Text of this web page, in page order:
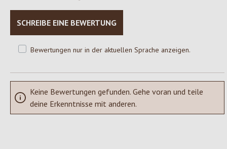
SCHREIBE EINE BEWERTUNG
Bewertungen nur in der aktuellen Sprache anzeigen.
Keine Bewertungen gefunden. Gehe voran und teile
deine Erkenntnisse mit anderen.